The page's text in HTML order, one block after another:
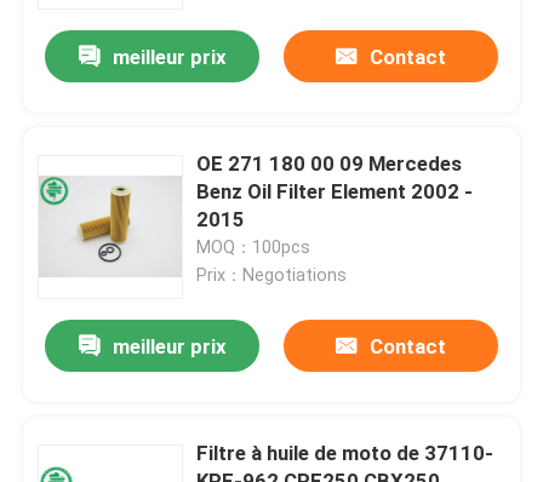
Visite d'usine
Contrôle de qualité
Contactez-nous
Nouvelles
Filtres à air des véhicules à moteur de cabine
meilleur prix Contact
OE 271 180 00 09 Mercedes
Benz Oil Filter Element 2002 -
2015
MOQ：100pcs
Prix：Negotiations
meilleur prix Contact
Filtre à huile de moto de 37110-